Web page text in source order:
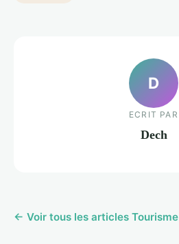
D
ECRIT PAR
Dech
← Voir tous les articles Tourisme